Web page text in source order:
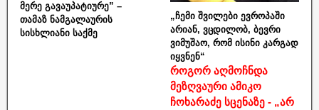
მერე გავაუპატიურე” –
თამაზ ნამგალაურის
სისხლიანი საქმე
„ჩემი შვილები ევროპაში
არიან, ვცდილობ, ბევრი
ვიმუშაო, რომ ისინი კარგად
იყვნენ“
როგორ აღმოჩნდა
მეზღვაური ამიკო
ჩოხარაძე სცენაზე - „არ